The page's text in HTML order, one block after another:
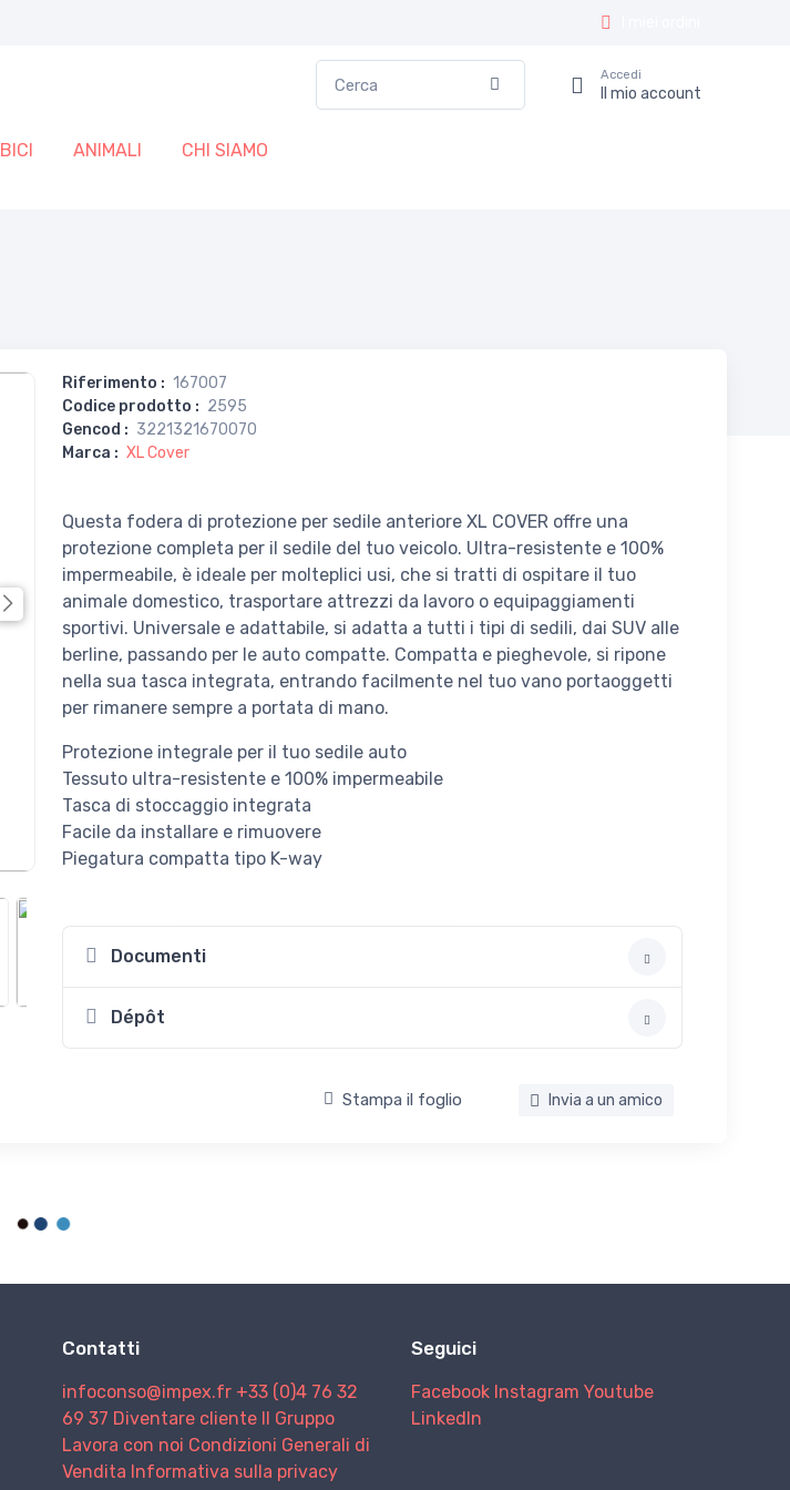
Conferma Accedi
Il mio account
BICI ANIMALI CHI SIAMO
Riferimento : 167007
Codice prodotto : 2595
Gencod : 3221321670070
Marca : XL Cover
Questa fodera di protezione per sedile anteriore XL COVER offre una
protezione completa per il sedile del tuo veicolo. Ultra-resistente e 100%
impermeabile, è ideale per molteplici usi, che si tratti di ospitare il tuo
animale domestico, trasportare attrezzi da lavoro o equipaggiamenti
sportivi. Universale e adattabile, si adatta a tutti i tipi di sedili, dai SUV alle
berline, passando per le auto compatte. Compatta e pieghevole, si ripone
nella sua tasca integrata, entrando facilmente nel tuo vano portaoggetti
per rimanere sempre a portata di mano.
Protezione integrale per il tuo sedile auto
Tessuto ultra-resistente e 100% impermeabile
Tasca di stoccaggio integrata
Facile da installare e rimuovere
Piegatura compatta tipo K-way
Documenti
Dépôt
Stampa il foglio Invia a un amico
Contatti
infoconso@impex.fr +33 (0)4 76 32
69 37 Diventare cliente Il Gruppo
Lavora con noi Condizioni Generali di
Vendita Informativa sulla privacy
Seguici
Facebook Instagram Youtube
LinkedIn